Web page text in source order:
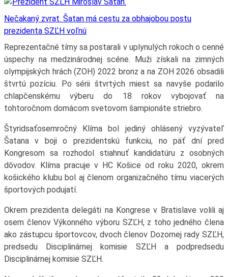
Nečakaný zvrat. Šatan má cestu za obhajobou postu
prezidenta SZĽH voľnú
Reprezentačné tímy sa postarali v uplynulých rokoch o cenné
úspechy na medzinárodnej scéne. Muži získali na zimných
olympijských hrách (ZOH) 2022 bronz a na ZOH 2026 obsadili
štvrtú pozíciu. Po sérii štvrtých miest sa navyše podarilo
chlapčenskému výberu do 18 rokov vybojovať na
tohtoročnom domácom svetovom šampionáte striebro.
Štyridsaťosemročný Klíma bol jediný ohlásený vyzývateľ
Šatana v boji o prezidentskú funkciu, no päť dní pred
Kongresom sa rozhodol stiahnuť kandidatúru z osobných
dôvodov. Klíma pracuje v HC Košice od roku 2020, okrem
košického klubu bol aj členom organizačného tímu viacerých
športových podujatí.
Okrem prezidenta delegáti na Kongrese v Bratislave volili aj
osem členov Výkonného výboru SZĽH, z toho jedného člena
ako zástupcu športovcov, dvoch členov Dozornej rady SZĽH,
predsedu Disciplinárnej komisie SZĽH a podpredsedu
Disciplinárnej komisie SZĽH.